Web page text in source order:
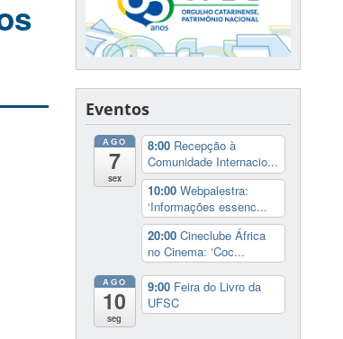
Eventos
AGO
7
sex
8:00 Recepção à
Comunidade Internacio...
10:00 Webpalestra:
‘Informações essenc...
20:00 Cineclube África
no Cinema: ‘Coc...
AGO
10
seg
9:00 Feira do Livro da
UFSC